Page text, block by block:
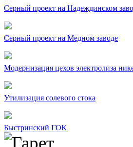
Серный проект на Надеждинском
Серный проект на Медном заводе
Модернизация цехов электролиза
Утилизация солевого стока
Быстринский ГОК